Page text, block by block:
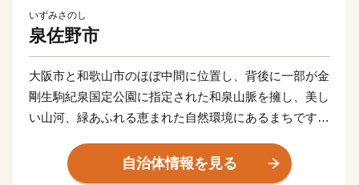
いずみさのし
泉佐野市
大阪市と和歌山市のほぼ中間に位置し、背後に一部が金
剛生駒紀泉国定公園に指定された和泉山脈を擁し、美し
い山河、緑あふれる恵まれた自然環境にあるまちです。
たが、関西国際空港の開港などに伴う人口の増加ととも
に、商業・サービス業が盛んになっています。
自治体情報を見る